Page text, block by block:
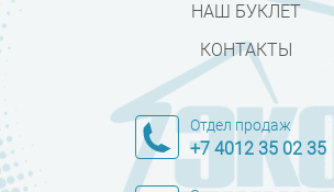
НАШ БУКЛЕТ
КОНТАКТЫ
Отдел продаж
+7 4012 35 02 35